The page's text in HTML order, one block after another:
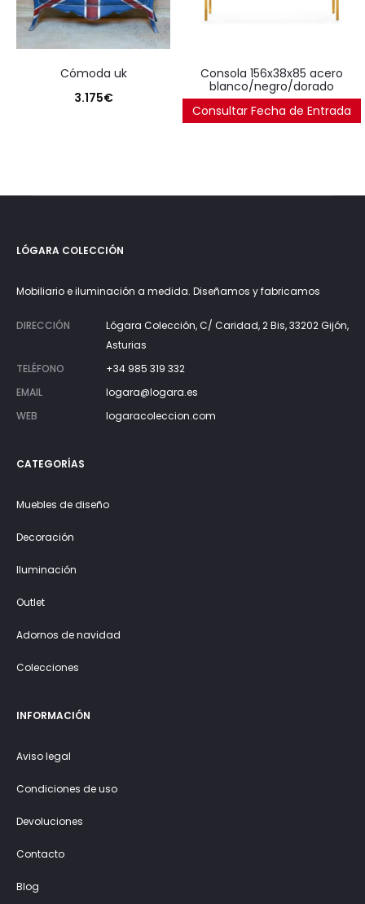
cómoda uk
3.175€
consola 156x38x85 acero
blanco/negro/dorado
1.914€
Consultar Fecha de Entrada
LÓGARA COLECCIÓN
Mobiliario e iluminación a medida. Diseñamos y fabricamos
DIRECCIÓN
Lógara Colección, C/ Caridad, 2 Bis, 33202 Gijón,
Asturias
TELÉFONO
+34 985 319 332
EMAIL
logara@logara.es
WEB
logaracoleccion.com
CATEGORÍAS
Muebles de diseño
Decoración
Iluminación
Outlet
Adornos de navidad
Colecciones
INFORMACIÓN
Aviso legal
Condiciones de uso
Devoluciones
Contacto
Blog